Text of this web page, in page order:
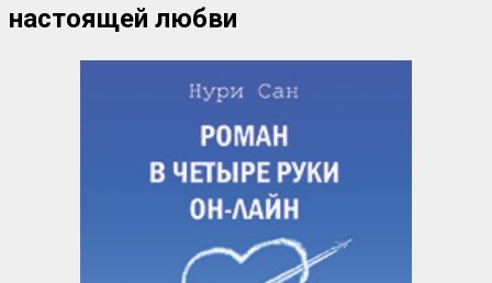
настоящей любви